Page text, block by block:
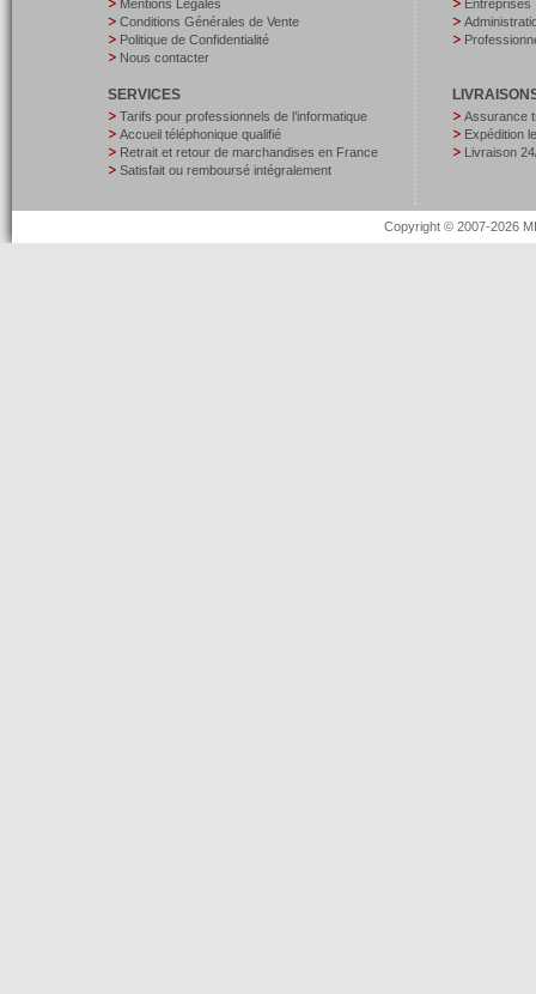
Mentions Légales
Conditions Générales de Vente
Politique de Confidentialité
Nous contacter
SERVICES
Tarifs pour professionnels de l’informatique
Accueil téléphonique qualifié
Retrait et retour de marchandises en France
Satisfait ou remboursé intégralement
Entreprises
Assurance
Expédition
Livraison
Copyright © 2007-2026